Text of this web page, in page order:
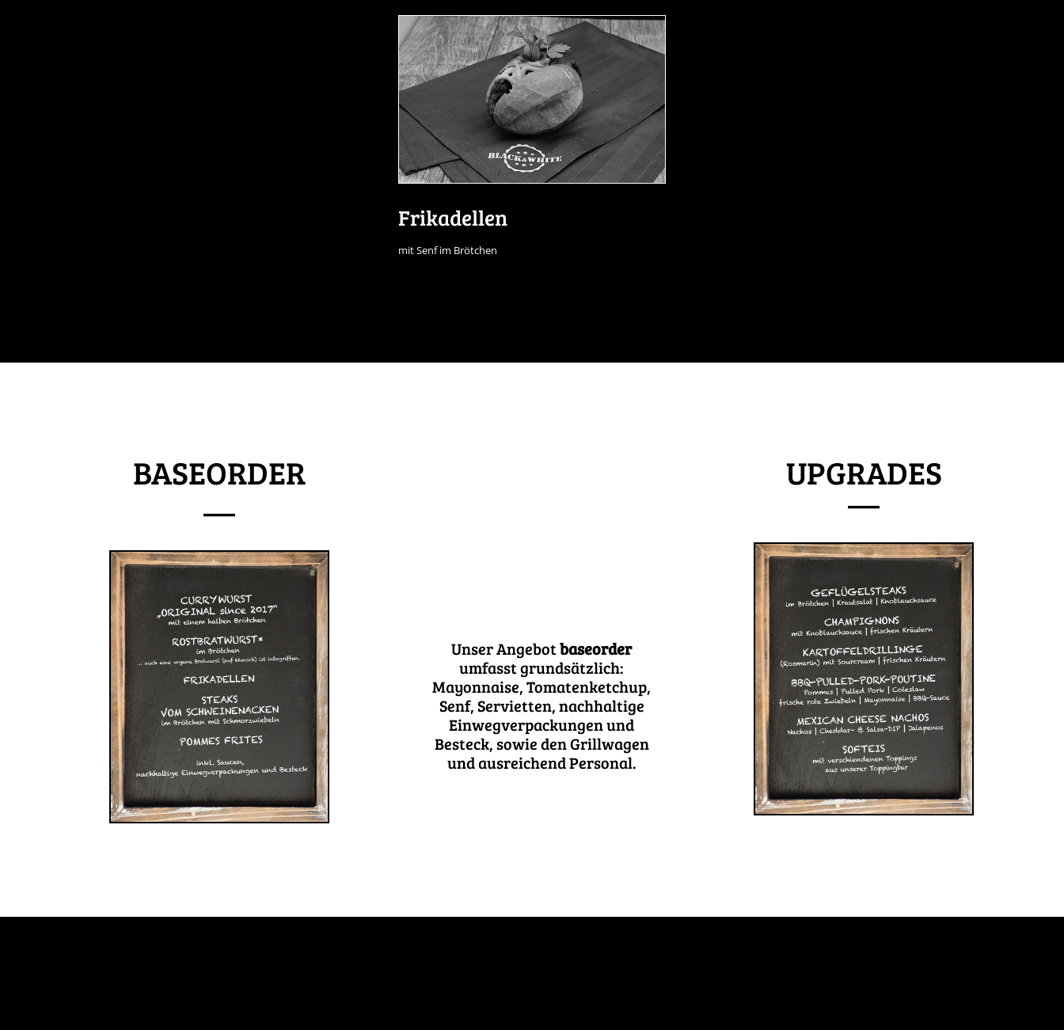
Frikadellen
mit Senf im Brötchen
BASEORDER
—
Unser Angebotbaseorder
umfasst grundsätzlich:
Mayonnaise, Tomatenketchup,
Senf, Servietten, nachhaltige
Einwegverpackungen und
Besteck, sowie den Grillwagen
und ausreichend Personal.
UPGRADES
—